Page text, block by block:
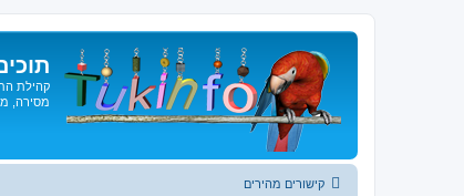
קהילת
מסירה,
קישורים מהירים